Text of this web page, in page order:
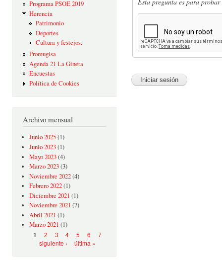
Programa PSOE 2019
Herencia
Patrimonio
Deportes
Cultura y festejos.
Promugisa
Agenda 21 La Gineta
Encuestas
Política de Cookies
Archivo mensual
Junio 2025(1)
Junio 2023(1)
Mayo 2023(4)
Marzo 2023(3)
Noviembre 2022(4)
Febrero 2022(1)
Diciembre 2021 (1)
Noviembre 2021 (7)
Abril 2021 (1)
Marzo 2021 (1)
Páginas
1 2 3 4 5 6
7
siguiente ›
última »